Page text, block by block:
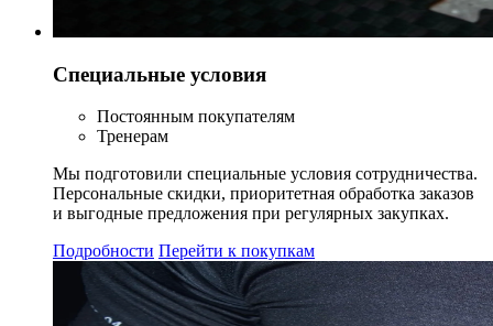
Специальные условия
Постоянным покупателям
Тренерам
Мы подготовили специальные условия сотрудничества.
Персональные скидки, приоритетная обработка заказов
и выгодные предложения при регулярных закупках.
Подробности Перейти к покупкам